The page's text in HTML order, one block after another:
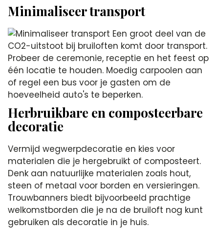
Minimaliseer transport
Een groot deel van de
CO2-uitstoot bij bruiloften komt door transport.
Probeer de ceremonie, receptie en het feest op
één locatie te houden. Moedig carpoolen aan
of regel een bus voor je gasten om de
hoeveelheid auto's te beperken.
Herbruikbare en composteerbare
decoratie
Vermijd wegwerpdecoratie en kies voor
materialen die je hergebruikt of composteert.
Denk aan natuurlijke materialen zoals hout,
steen of metaal voor borden en versieringen.
Trouwbanners biedt bijvoorbeeld prachtige
welkomstborden die je na de bruiloft nog kunt
gebruiken als decoratie in je huis.